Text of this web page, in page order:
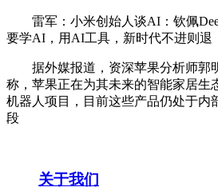
雷军：小米创始人谈AI：钦佩
要学AI，用AI工具，新时代不进则退
据外媒报道，资深苹果分析师郭
称，苹果正在为其未来的智能家居生
机器人项目，目前这些产品仍处于内
段
关于我们